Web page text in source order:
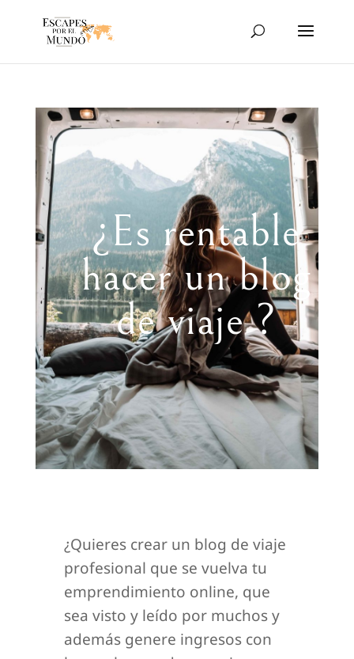
¿Es rentable
hacer un blog
de viaje ?
¿Quieres crear un blog de viaje
profesional que se vuelva tu
emprendimiento online, que
sea visto y leído por muchos y
además genere ingresos con